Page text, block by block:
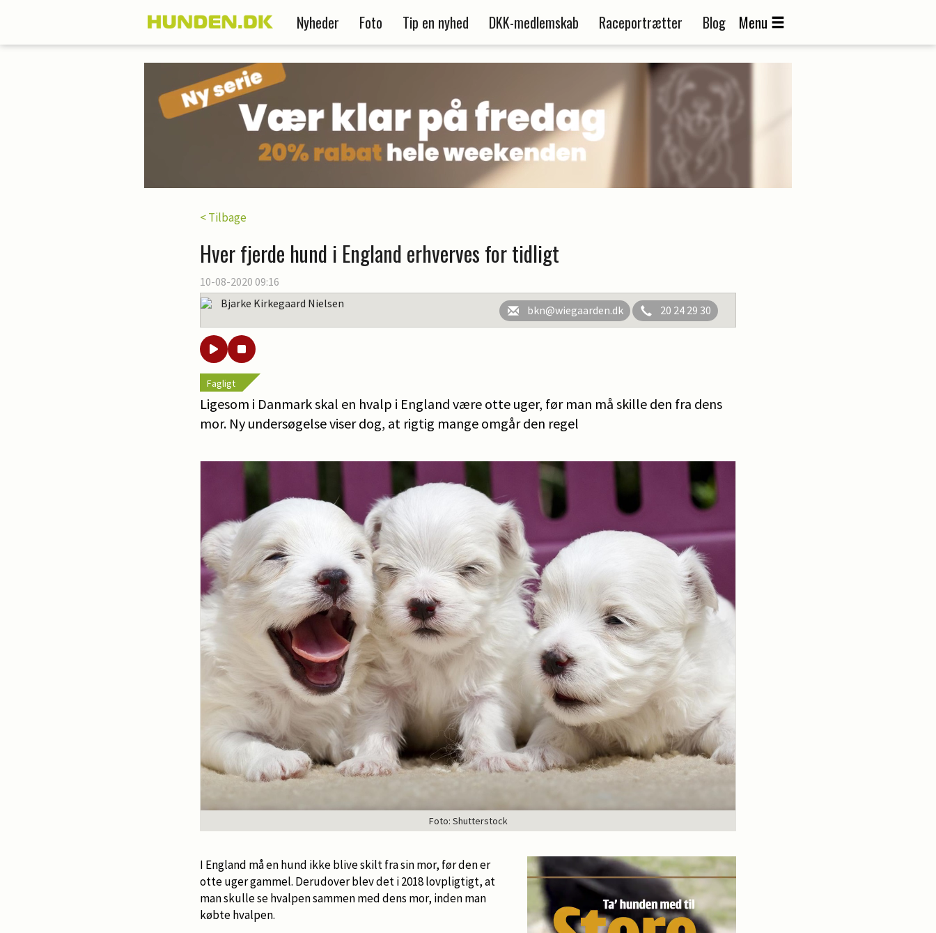
Nyheder Foto Tip en nyhed DKK-medlemskab Raceportrætter Blog Menu
< Tilbage
Hver fjerde hund i England erhverves for tidligt
10-08-2020 09:16
Bjarke Kirkegaard Nielsen
bkn@wiegaarden.dk 20 24 29 30
Fagligt
Ligesom i Danmark skal en hvalp i England være otte uger, før man må skille den fra dens
mor. Ny undersøgelse viser dog, at rigtig mange omgår den regel
Foto: Shutterstock
I England må en hund ikke blive skilt fra sin mor, før den er
otte uger gammel. Derudover blev det i 2018 lovpligtigt, at
man skulle se hvalpen sammen med dens mor, inden man
købte hvalpen.